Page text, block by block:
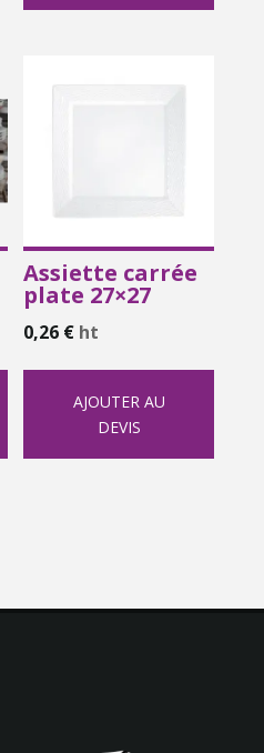
Assiette carrée
plate 27×27
0,26 € ht
AJOUTER AU
DEVIS